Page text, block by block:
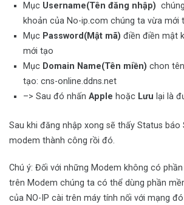
Mục Username(Tên đăng nhập)
khoản của No-ip.com chúng ta vừa mới
Mục Password(Mật mã) điền điền mật
mới tạo
Mục Domain Name(Tên miền) chon
tạo: cns-online.ddns.net
–> Sau đó nhấnApple hoặc Lưu lại là
Sau khi đăng nhập xong sẽ thấy Status báo
modem thành công rồi đó.
Chú ý: Đối với những Modem không có
trên Modem chúng ta có thể dùng phần
của NO-IP cài trên máy tính nối với mạng